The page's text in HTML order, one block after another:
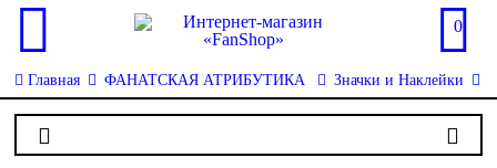
0
Главная ФАНАТСКАЯ АТРИБУТИКА Значки и Наклейки